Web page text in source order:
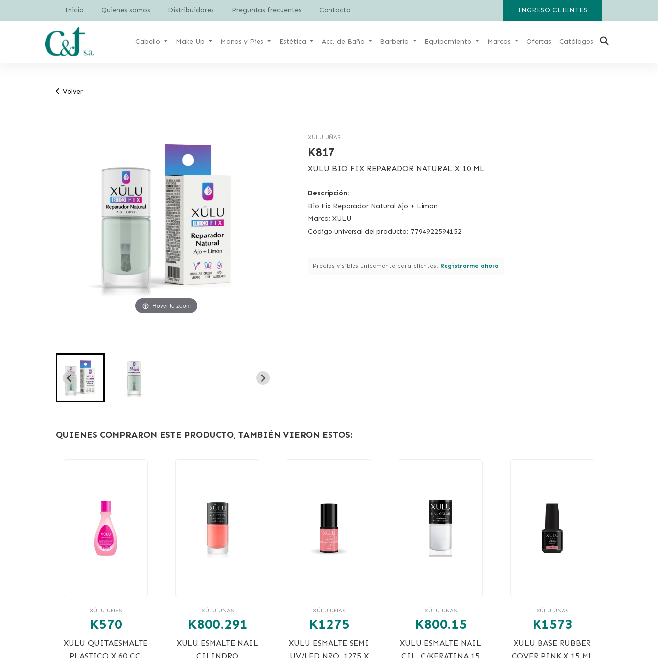
Inicio Quienes somos Distribuidores Preguntas frecuentes Contacto INGRESO CLIENTES
Cabello Make Up Manos y Pies Estética Acc. de Baño Barbería Equipamiento Marcas Ofertas Catálogos
Volver
Hover to zoom
Hover to zoom
XÚLU UÑAS
K817
XULU BIO FIX REPARADOR NATURAL X 10 ML
Descripción:
Bio Fix Reparador Natural Ajo + Limon
Marca: XULU
Código universal del producto: 7794922594152
Precios visibles únicamente para clientes. Registrarme ahora
QUIENES COMPRARON ESTE PRODUCTO, TAMBIÉN VIERON ESTOS:
XÚLU UÑAS
K570
XULU QUITAESMALTE
PLASTICO X 60 CC.
XÚLU UÑAS
K800.291
XULU ESMALTE NAIL
CILINDRO
XÚLU UÑAS
K1275
XULU ESMALTE SEMI
UV/LED NRO. 1275 X
XÚLU UÑAS
K800.15
XULU ESMALTE NAIL
CIL. C/KERATINA 15
XÚLU UÑAS
K1573
XULU BASE RUBBER
COVER PINK X 15 ML